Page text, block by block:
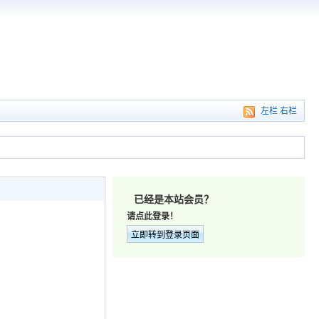
左栏 右栏
已经是本站会员？
请点此登录！